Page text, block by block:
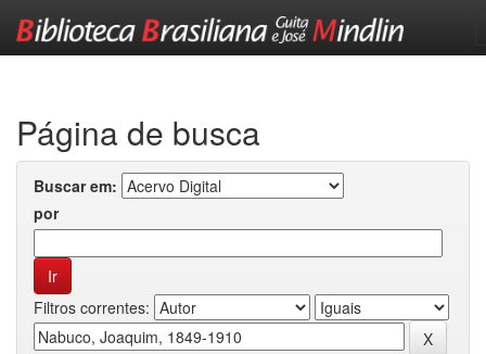
Página de busca
Buscar em:
por
Filtros correntes: